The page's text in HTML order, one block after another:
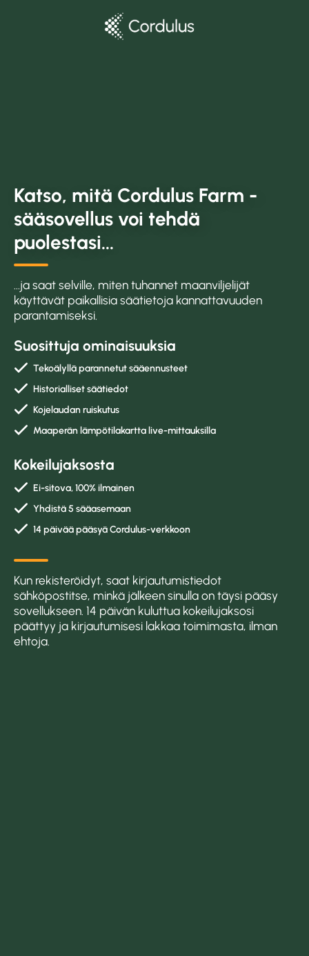
Katso, mitä Cordulus Farm -
sääsovellus voi tehdä
puolestasi...
...ja saat selville, miten tuhannet maanviljelijät
käyttävät paikallisia säätietoja kannattavuuden
parantamiseksi.
Suosittuja ominaisuuksia
Tekoälyllä parannetut sääennusteet
Historialliset säätiedot
Kojelaudan ruiskutus
Maaperän lämpötilakartta live-mittauksilla
Kokeilujaksosta
Ei-sitova, 100% ilmainen
Yhdistä 5 sääasemaan
14 päivää pääsyä Cordulus-verkkoon
Kun rekisteröidyt, saat kirjautumistiedot
sähköpostitse, minkä jälkeen sinulla on täysi pääsy
sovellukseen. 14 päivän kuluttua kokeilujaksosi
päättyy ja kirjautumisesi lakkaa toimimasta, ilman
ehtoja.